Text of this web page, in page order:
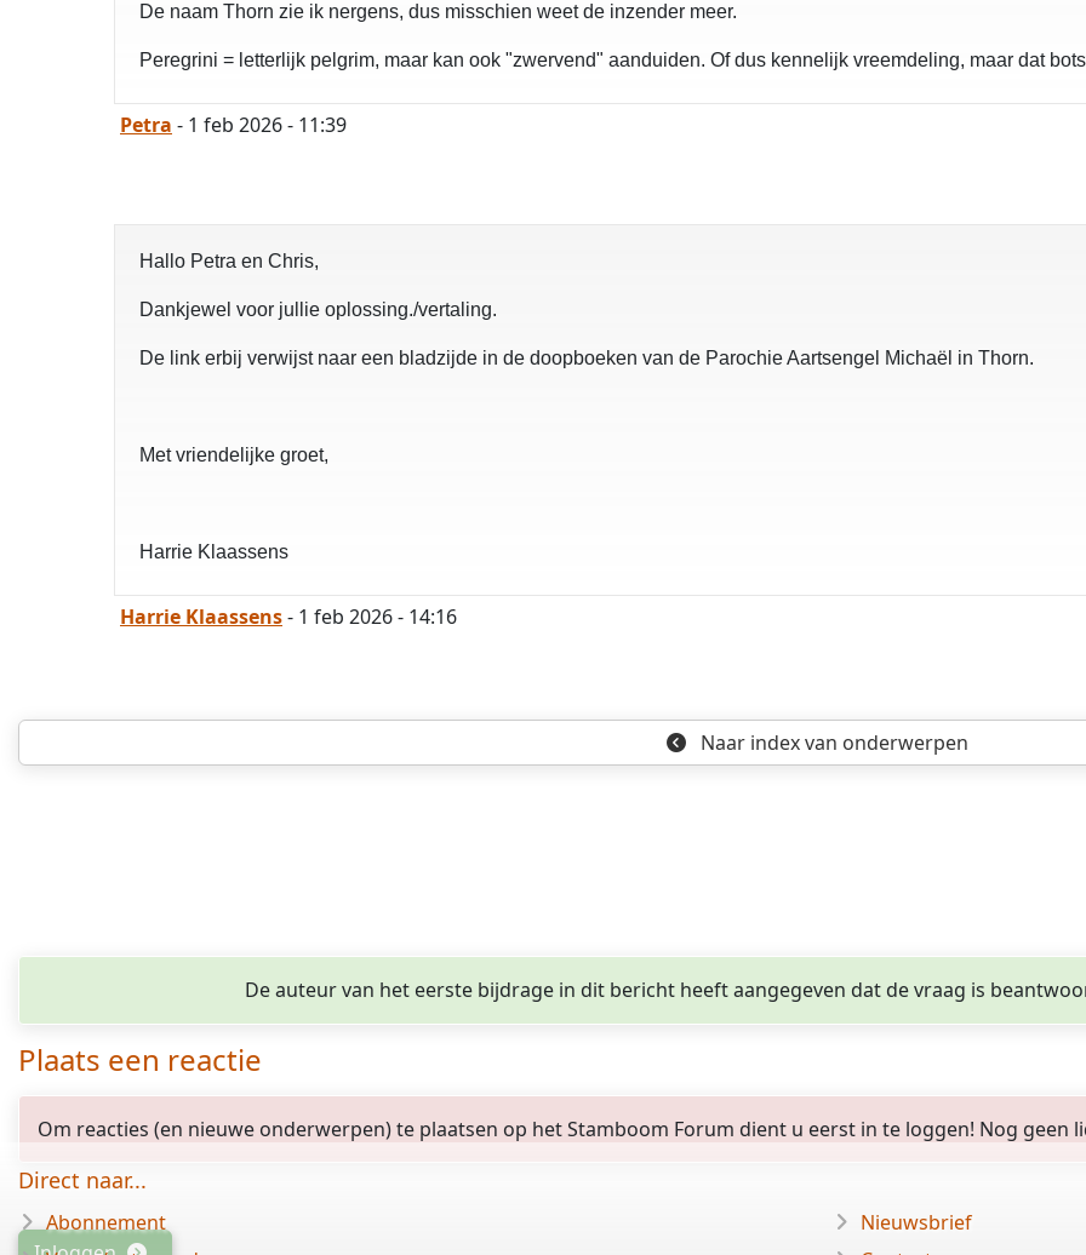
De naam Thorn zie ik nergens, dus misschien weet de inzender meer.
Peregrini = letterlijk pelgrim, maar kan ook "zwervend" aanduiden. Of dus kennelijk vreemdeling, maar dat
Petra - 1 feb 2026 - 11:39
Hallo Petra en Chris,
Dankjewel voor jullie oplossing./vertaling.
De link erbij verwijst naar een bladzijde in de doopboeken van de Parochie Aartsengel Michaël in Thorn.
Met vriendelijke groet,
Harrie Klaassens
Harrie Klaassens- 1 feb 2026 - 14:16
Naar indexvan onderwerpen
De auteur van het eerste bijdrage in dit bericht heeft aangegeven dat de vraag is
Plaats een reactie
Om reacties (en nieuwe onderwerpen) te plaatsen op het Stamboom Forum dient u eerst in te loggen! Nog geen
Direct naar...
Abonnement
Nieuwsbrief